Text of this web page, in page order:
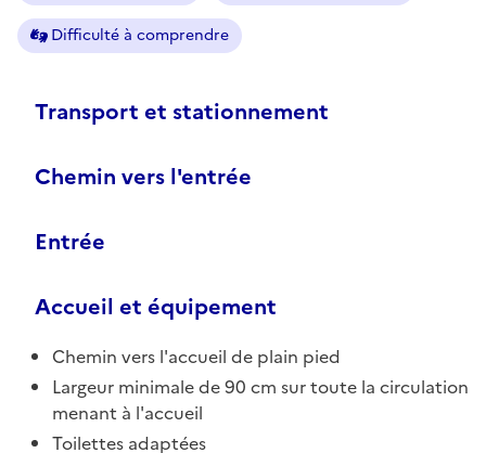
Difficulté à comprendre
Transport et stationnement
Chemin vers l'entrée
Entrée
Accueil et équipement
Chemin vers l'accueil de plain pied
Largeur minimale de 90 cm sur toute la circulation
menant à l'accueil
Toilettes adaptées